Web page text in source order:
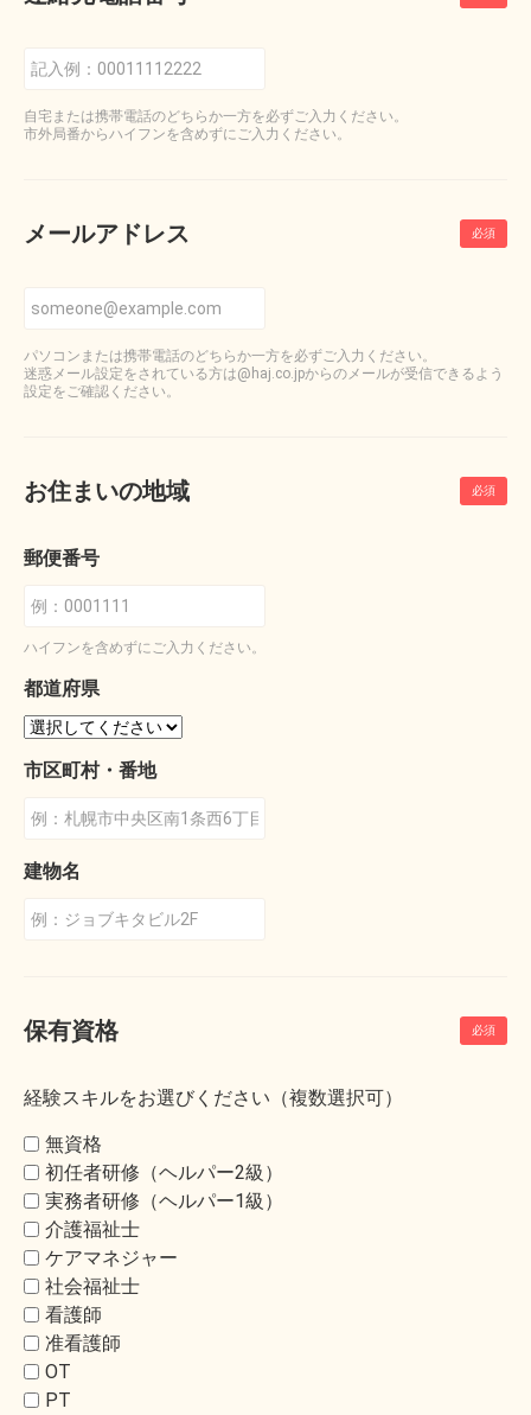
自宅または携帯電話のどちらか一方を必ずご入力ください。
市外局番からハイフンを含めずにご入力ください。
メールアドレス
パソコンまたは携帯電話のどちらか一方を必ずご入力ください。
迷惑メール設定をされている方は@haj.co.jpからのメールが受信できるよう
設定をご確認ください。
お住まいの地域
郵便番号
ハイフンを含めずにご入力ください。
都道府県
市区町村・番地
建物名
保有資格
経験スキルをお選びください（複数選択可）
無資格
初任者研修（ヘルパー2級）
実務者研修（ヘルパー1級）
介護福祉士
ケアマネジャー
社会福祉士
看護師
准看護師
OT
PT